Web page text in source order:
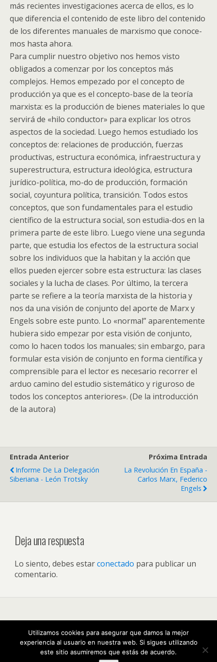
más recientes investigaciones acerca de ellos, es lo
que diferencia el contenido de este libro del contenido
de los diferentes manuales de marxismo que conoce-
mos hasta ahora.
Para cumplir nuestro objetivo nos hemos visto
obligados a comenzar por los conceptos más
complejos. Hemos empezado por el concepto de
producción ya que es el concepto-base de la teoría
marxista: es la producción de bienes materiales lo que
servirá de «hilo conductor» para explicar los otros
aspectos de la sociedad. Luego hemos estudiado los
conceptos de: relaciones de producción, fuerzas
productivas, estructura económica, infraestructura y
superestructura, estructura ideológica, estructura
jurídico-política, mo-do de producción, formación
social, coyuntura política, transición. Todos estos
conceptos, que son fundamentales para el estudio
científico de la estructura social, son estudia-dos en la
primera parte de este libro. Luego viene una segunda
parte, que estudia los efectos de la estructura social
sobre los individuos que la habitan y la acción que
ellos pueden ejercer sobre esta estructura: las clases
sociales y la lucha de clases. Por último, la tercera
parte se refiere a la teoría marxista de la historia y
nos da una visión de conjunto del aporte de Marx y
Engels sobre este punto. Lo «normal” aparentemente
hubiera sido empezar por esta visión de conjunto,
como lo hacen todos los manuales; sin embargo, para
formular esta visión de conjunto en forma científica y
comprensible para el lector es necesario recorrer el
arduo camino del estudio sistemático y riguroso de
todos los conceptos anteriores». (De la introducción
de la autora)
Entrada Anterior
Informe De La Delegación
Siberiana - León Trotsky
Próxima Entrada
La Revolución En España -
Carlos Marx, Federico
Engels
Deja una respuesta
Lo siento, debes estarconectado para publicar un
comentario.
Móvil Escritorio
Utilizamos cookies para asegurar que damos la mejor
experiencia al usuario en nuestra web. Si sigues utilizando
este sitio asumiremos que estás de acuerdo.